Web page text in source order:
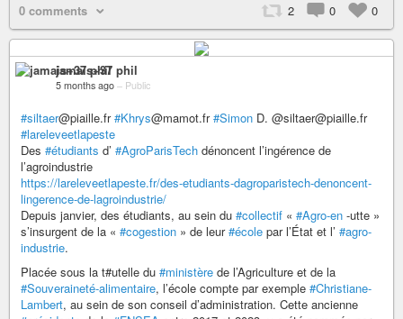
0 comments 2 0 0
jamais+37 phil
5 months ago – Public
#siltaer@piaille.fr#Khrys@mamot.fr#Simon D. @siltaer@piaille.fr
#lareleveetlapeste
Des #étudiants d’ #AgroParisTech dénoncent l’ingérence de
l’agroindustrie
https://lareleveetlapeste.fr/des-etudiants-dagroparistech-denoncent-
lingerence-de-lagroindustrie/
Depuis janvier, des étudiants, au sein du #collectif « #Agro-en -utte »
s’insurgent de la « #cogestion » de leur#école par l’État et l’ #agro-
industrie.
Placée sous la t#utelle du #ministère de l’Agriculture et de la
#Souveraineté-alimentaire, l’école compte par exemple #Christiane-
Lambert, au sein de son conseil d’administration. Cette ancienne